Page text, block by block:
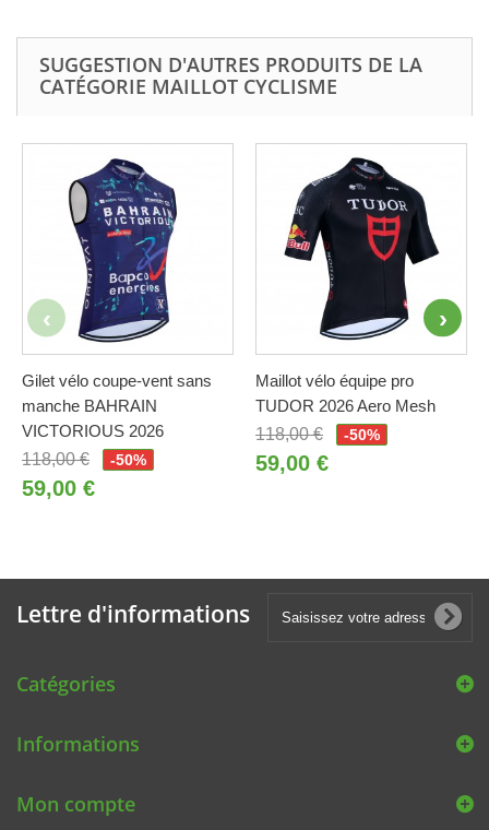
SUGGESTION D'AUTRES PRODUITS DE LA
CATÉGORIE MAILLOT CYCLISME
Gilet vélo coupe-vent sans
manche BAHRAIN
VICTORIOUS 2026
118,00 €
-50%
59,00 €
Maillot vélo équipe pro
TUDOR 2026 Aero Mesh
118,00 €
-50%
59,00 €
Lettre d'informations
Catégories
Informations
Mon compte